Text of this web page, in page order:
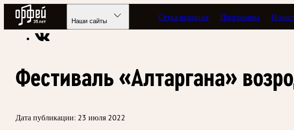
Радио Орфей
Наши сайты Сетка вещания Программы
Радио классической музыки «Орфей» Новости
Фестиваль «Алтаргана»
Дата публикации: 23 июля 2022